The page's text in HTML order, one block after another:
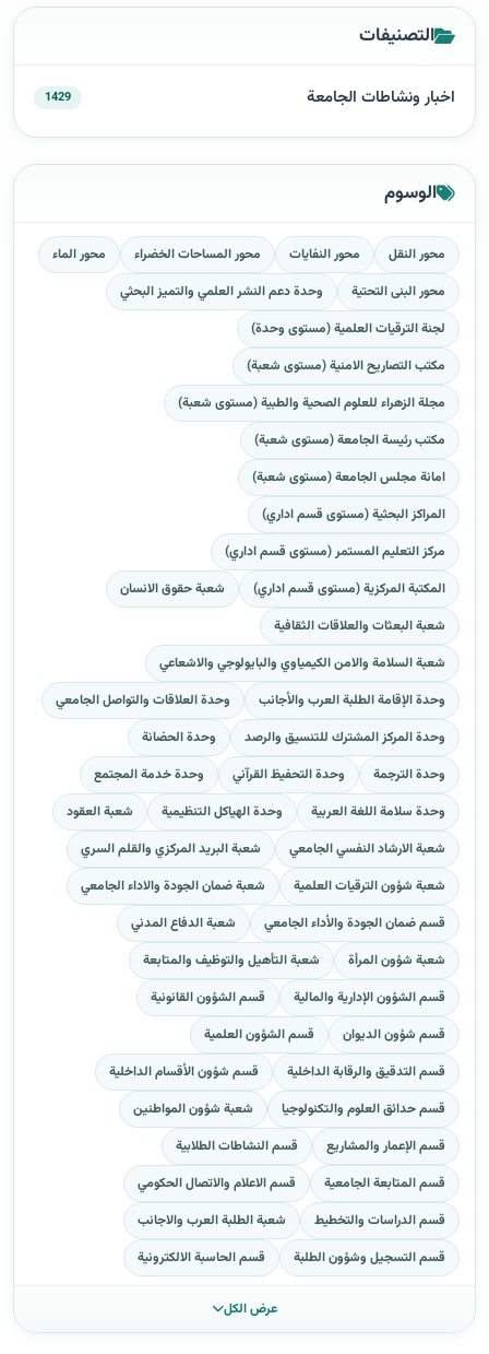
التصنيفات
اخبار ونشاطات الجامعة 1429
الوسوم
محور النقل محور النفايات محور المساحات الخضراء
محور الماء
محور البنى التحتية
وحدة دعم النشر العلمي والتميز البحثي
لجنة الترقيات العلمية (مستوى وحدة)
مكتب التصاريح الامنية (مستوى شعبة)
مجلة الزهراء للعلوم الصحية والطبية (مستوى شعبة)
مكتب رئيسة الجامعة (مستوى شعبة)
امانة مجلس الجامعة (مستوى شعبة)
المراكز البحثية (مستوى قسم اداري)
مركز التعليم المستمر (مستوى قسم اداري)
المكتبة المركزية (مستوى قسم اداري)
شعبة حقوق الانسان
شعبة البعثات والعلاقات الثقافية
شعبة السلامة والامن الكيمياوي والبايولوجي والاشعاعي
وحدة الإقامة الطلبة العرب والأجانب
وحدة العلاقات والتواصل الجامعي
وحدة المركز المشترك للتنسيق والرصد
وحدة الحضانة
وحدة الترجمة
وحدة التحفيظ القرآني
وحدة خدمة المجتمع
وحدة سلامة اللغة العربية
وحدة الهياكل التنظيمية
شعبة العقود
شعبة الارشاد النفسي الجامعي
شعبة البريد المركزي والقلم السري
شعبة شؤون الترقيات العلمية
شعبة ضمان الجودة والاداء الجامعي
قسم ضمان الجودة والأداء الجامعي
شعبة الدفاع المدني
شعبة شؤون المرأة
شعبة التأهيل والتوظيف والمتابعة
قسم الشؤون الإدارية والمالية
قسم الشؤون القانونية
قسم شؤون الديوان
قسم الشؤون العلمية
قسم التدقيق والرقابة الداخلية
قسم شؤون الأقسام الداخلية
قسم حدائق العلوم والتكنولوجيا
شعبة شؤون المواطنين
قسم الإعمار والمشاريع
قسم النشاطات الطلابية
قسم المتابعة الجامعية
قسم الاعلام والاتصال الحكومي
قسم الدراسات والتخطيط
شعبة الطلبة العرب والاجانب
قسم التسجيل وشؤون الطلبة
قسم الحاسبة الالكترونية
عرض الكل